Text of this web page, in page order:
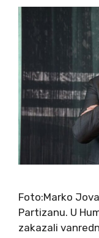
Foto:Marko
Partizanu. U
zakazali